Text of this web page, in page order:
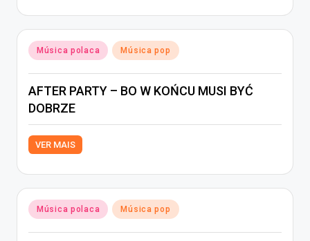
Posted
in
Música polaca Música pop
AFTER PARTY – BO W KOŃCU MUSI BYĆ
DOBRZE
VER MAIS
Posted
in
Música polaca Música pop